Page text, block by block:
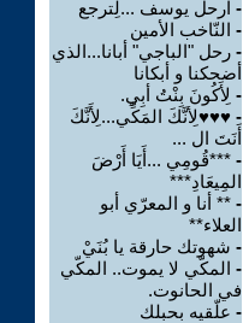
- ارحل يوسف ...لِترجع
- النّاخب الأمين
- رحل ʺالباجيʺ أبانا...الذي
أضحكنا و أبكانا
- لِأَكُونَ بِنْتُ أبِي.
- ♥♥♥لِأنَّكَ المَكِّي...لِأَنَّكَ
أَنَتَ ال ...
- ***قُومِي ...أَيَا أَرْضَ
المِيعَادِ***
- ** أنا و المعرّي أبو
العلاء**
- شهوتك حارقة يا بُنَيْ
- المكّي لا يموت.. المكّي
في الحانوت.
- علّقيه بحبلك